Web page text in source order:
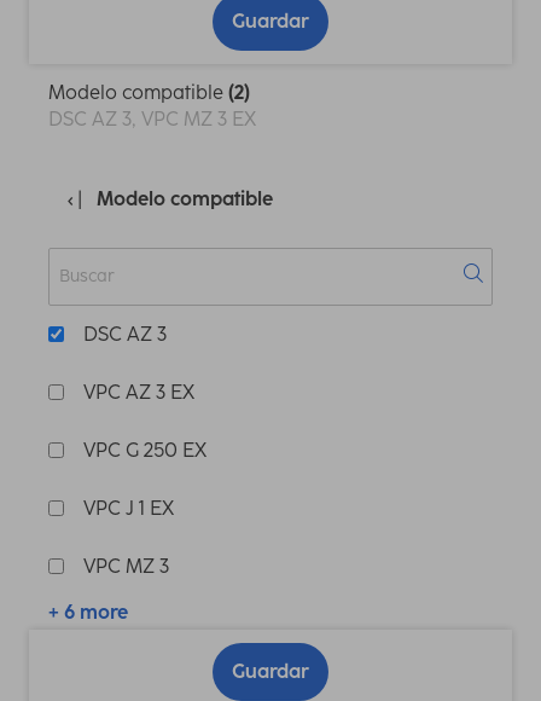
Guardar
Modelo compatible (2)
DSC AZ 3, VPC MZ 3 EX
Modelo compatible
DSC AZ 3
VPC AZ 3 EX
VPC G 250 EX
VPC J 1 EX
VPC MZ 3
+ 6 more
Guardar